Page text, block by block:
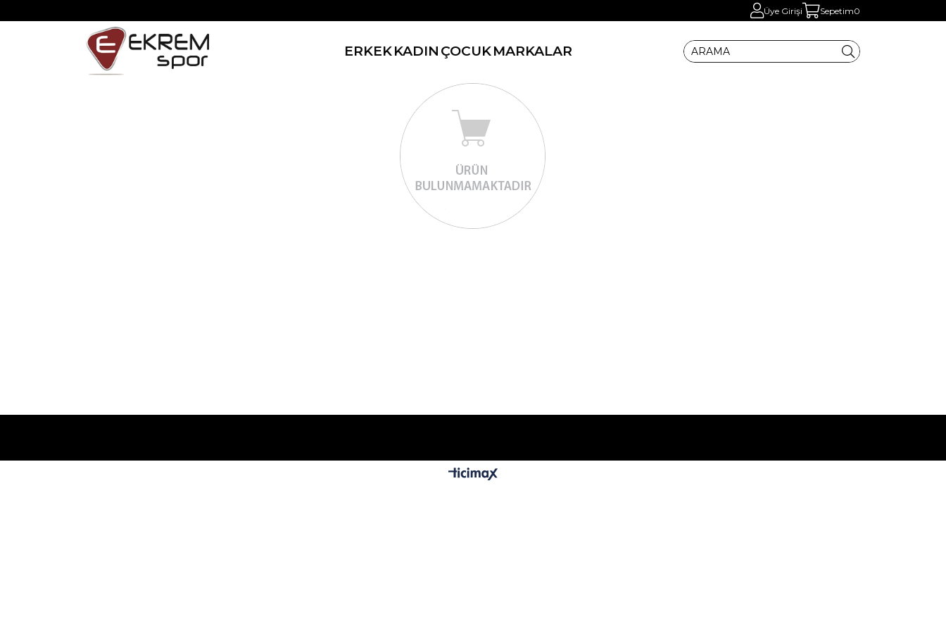
Üye Girişi Sepetim0
ERKEKKADIN ÇOCUKMARKALAR